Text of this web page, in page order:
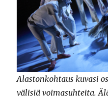
Alastonkohtaus kuvasi
välisiä voimasuhteita.